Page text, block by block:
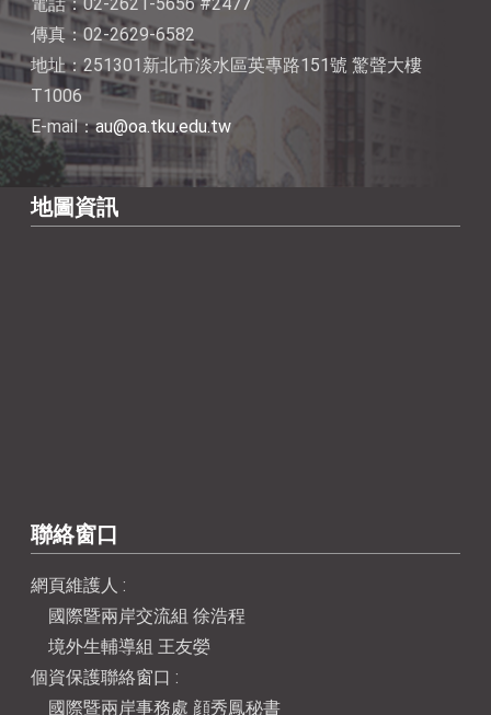
傳真：02-2629-6582
地址：251301新北市淡水區英專路151號 驚聲大樓
T1006
E-mail：au@oa.tku.edu.tw
地圖資訊
聯絡窗口
網頁維護人 :
國際暨兩岸交流組 徐浩程
境外生輔導組 王友嫈
個資保護聯絡窗口 :
國際暨兩岸事務處 顔秀鳳秘書